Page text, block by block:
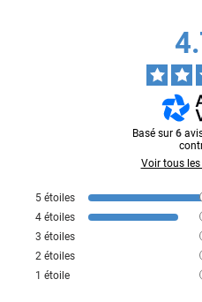
Basé sur 6
Voir tous
5 étoiles
4 étoiles
3 étoiles
2 étoiles
1 étoile